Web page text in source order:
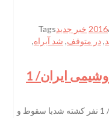
خبر جدیدTags
,در متوقف, شد آبراه,
جزئیات حادثه در بزرگترین پتروشیمی ایران/ 1
جزئیات حادثه در بزرگترین پتروشیمی ایران/ 1 نفر کشته شدبا سقوط و